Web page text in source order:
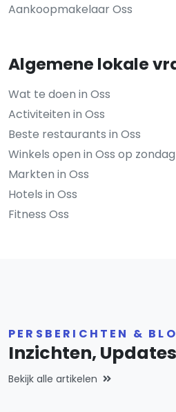
Aankoopmakelaar Oss
Algemene lokale
Wat te doen in Oss
Activiteiten in Oss
Beste restaurants in Oss
Winkels open in Oss op zondag
Markten in Oss
Hotels in Oss
Fitness Oss
PERSBERICHTEN &
Inzichten,
Bekijk alle artikelen